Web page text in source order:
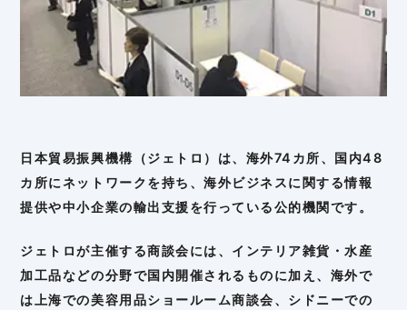
日本貿易振興機構（ジェトロ）は、海外74カ所、国内48
カ所にネットワークを持ち、海外ビジネスに関する情報
提供や中小企業の輸出支援を行っている公的機関です。
ジェトロが主催する商談会には、インテリア雑貨・水産
加工品などの分野で国内開催されるものに加え、海外で
は上海での美容用品ショールーム商談会、シドニーでの